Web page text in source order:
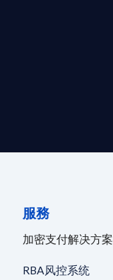
服務
加密支付解决方案
RBA风控系统